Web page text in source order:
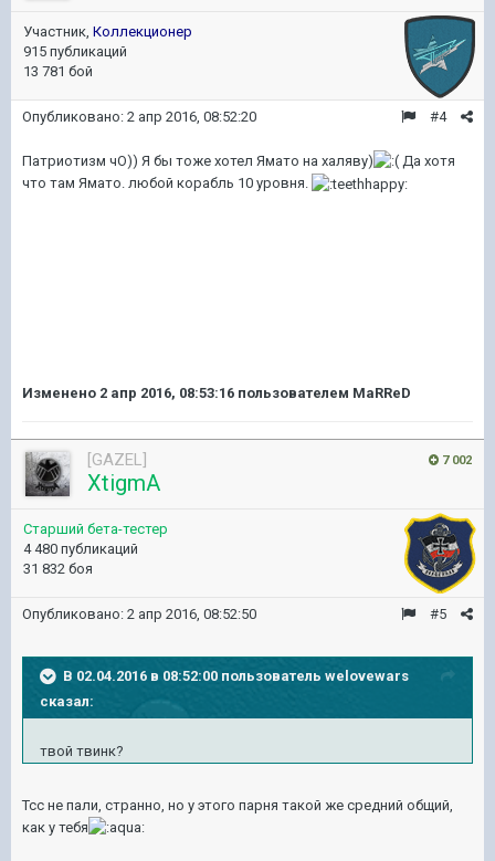
Участник, Коллекционер
915 публикаций
13 781 бой
#4
Опубликовано: 2 апр 2016, 08:52:20
Патриотизм чО)) Я бы тоже хотел Ямато на халяву)
Да хотя
что там Ямато. любой корабль 10 уровня.
Изменено 2 апр 2016, 08:53:16 пользователем MaRReD
7 002
[GAZEL]
XtigmA
Старший бета-тестер
4 480 публикаций
31 832 боя
#5
Опубликовано: 2 апр 2016, 08:52:50
В 02.04.2016 в 08:52:00 пользователь welovewars
сказал:
твой твинк?
Тсс не пали, странно, но у этого парня такой же средний общий,
как у тебя